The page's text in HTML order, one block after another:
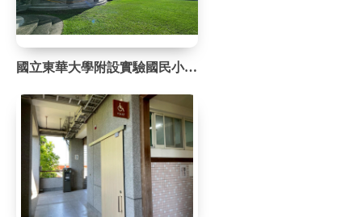
國立東華大學附設實驗國民小學改善成果